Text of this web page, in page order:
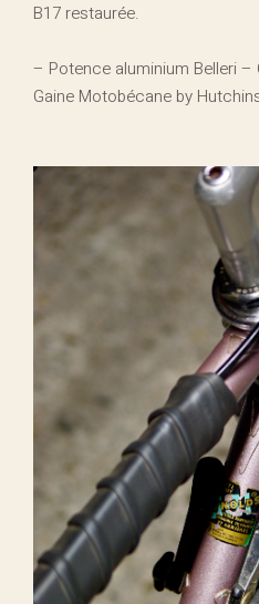
B17 restaurée.
– Potence aluminium Belleri –
Gaine Motobécane by